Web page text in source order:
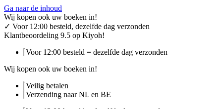
Ga naar de inhoud
Wij kopen ook uw boeken in!
✓ Voor 12:00 besteld, dezelfde dag verzonden
Klantbeoordeling 9.5 op Kiyoh!
Voor 12:00 besteld = dezelfde dag verzonden
Wij kopen ook uw boeken in!
Veilig betalen
Verzending naar NL en BE